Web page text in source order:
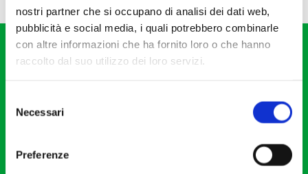
nostri partner che si occupano di analisi dei dati web,
pubblicità e social media, i quali potrebbero combinarle
con altre informazioni che ha fornito loro o che hanno
raccolto dal suo utilizzo dei loro servizi.
delNecessari
Preferenze
20121 Milano